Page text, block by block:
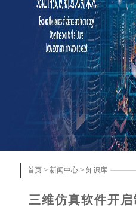
首页> 新闻中心> 知识库
三维仿真软件开